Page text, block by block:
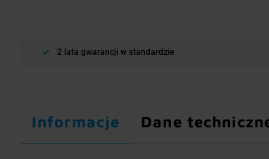
2 lata gwarancji w standardzie
Informacje Dane